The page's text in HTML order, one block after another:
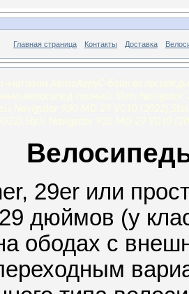
Главная страница Контакты Доставка
29er или
дюймов (у
ободах с